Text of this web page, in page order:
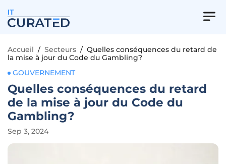
IT
Accueil / Secteurs / Quelles conséquences du retard de
la mise à jour du Code du Gambling?
GOUVERNEMENT
Quelles conséquences du retard
de la mise à jour du Code du
Gambling?
Sep 3, 2024